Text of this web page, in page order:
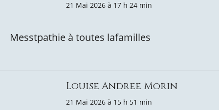
21 Mai 2026 à 17 h 24 min
Messtpathie à toutes lafamilles
Louise Andree Morin
21 Mai 2026 à 15 h 51 min